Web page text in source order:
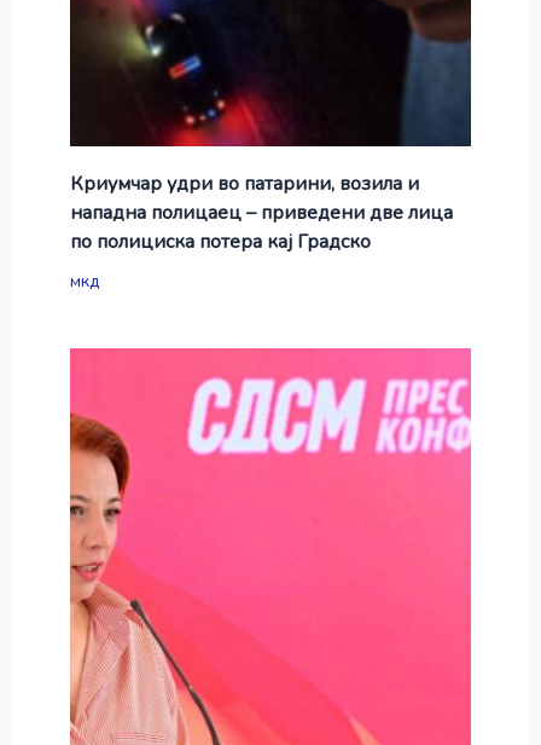
Криумчар удри во патарини, возила и
нападна полицаец – приведени две лица
по полициска потера кај Градско
мкд